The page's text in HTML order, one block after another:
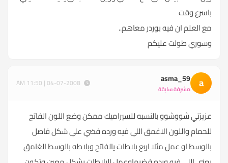
باسرع وقت
مع العلم ان فيه بوردر معاهم..
وسوري طولت عليكم
a
asma_59
مشرفة سابقة
عزيزتي شووشوو بالنسبه للسيراميك ممكن وضع اللون الفاتح
للحمام واللون الاغمق اللي فيه ورده فضي علي شكل فاصل
بالوسط او عمل مثلا اربع بلاطات يالفاتح وبلاطه بالوسط الغامق